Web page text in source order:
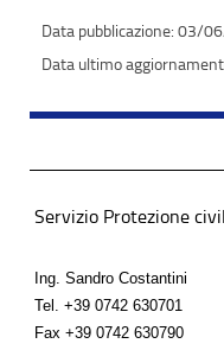
03/
Servizio Protezione
Ing. Sandro Costantini
Tel. +39 0742 630701
Fax +39 0742 630790